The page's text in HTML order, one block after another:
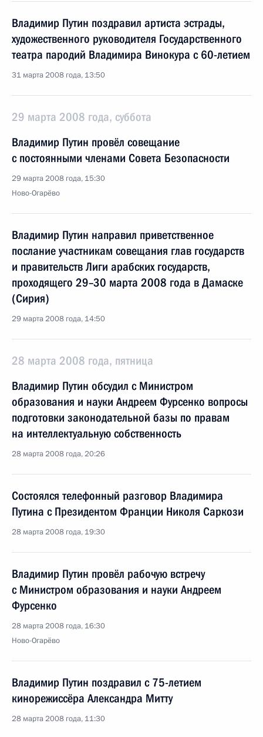
Владимир Путин поздравил артиста эстрады,
художественного руководителя Государственного
театра пародий Владимира Винокура с 60-летием
31 марта 2008 года, 13:50
29 марта 2008 года, суббота
Владимир Путин провёл совещание
с постоянными членами Совета Безопасности
29 марта 2008 года, 15:30
Ново-Огарёво
Владимир Путин направил приветственное
послание участникам совещания глав государств
и правительств Лиги арабских государств,
проходящего 29–30 марта 2008 года в Дамаске
(Сирия)
29 марта 2008 года, 14:50
28 марта 2008 года, пятница
Владимир Путин обсудил с Министром
образования и науки Андреем Фурсенко вопросы
подготовки законодательной базы по правам
на интеллектуальную собственность
28 марта 2008 года, 20:26
Состоялся телефонный разговор Владимира
Путина с Президентом Франции Николя Саркози
28 марта 2008 года, 19:30
Владимир Путин провёл рабочую встречу
с Министром образования и науки Андреем
Фурсенко
28 марта 2008 года, 16:30
Ново-Огарёво
Владимир Путин поздравил с 75-летием
кинорежиссёра Александра Митту
28 марта 2008 года, 11:30